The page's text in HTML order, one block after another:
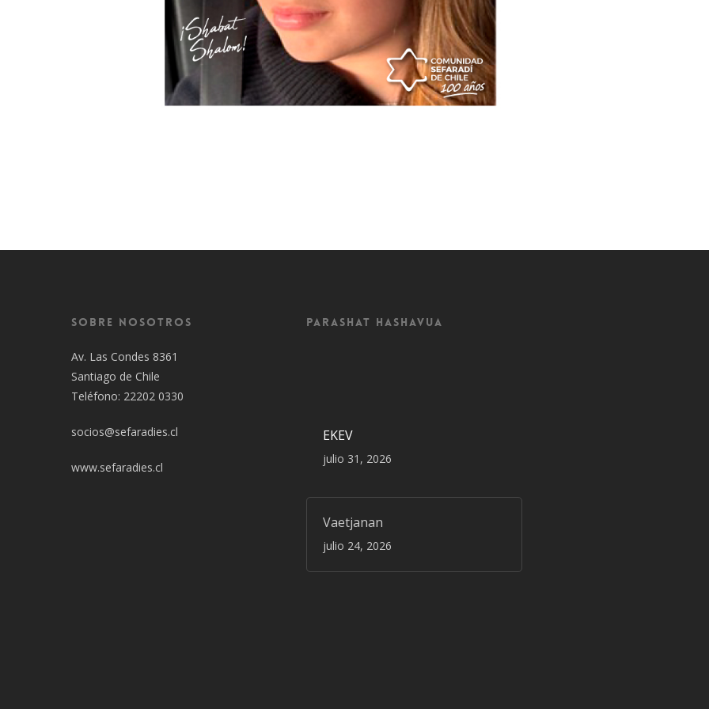
Sobre Nosotros
Av. Las Condes 8361
Santiago de Chile
Teléfono: 22202 0330
socios@sefaradies.cl
www.sefaradies.cl
Parashat Hashavua
EKEV
julio 31, 2026
Vaetjanan
julio 24, 2026